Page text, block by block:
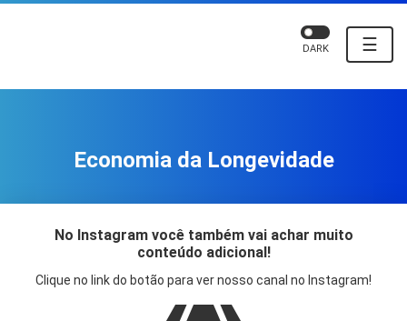
☰
DARK
Economia da Longevidade
No Instagram você também vai achar muito
conteúdo adicional!
Clique no link do botão para ver nosso canal no Instagram!